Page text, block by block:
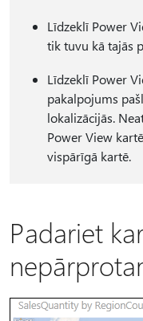
Līdzeklī Power
tik tuvu kā tajās
Līdzeklī Power
pakalpojums
lokalizācijās.
Power View
vispārīgā kartē.
Padariet